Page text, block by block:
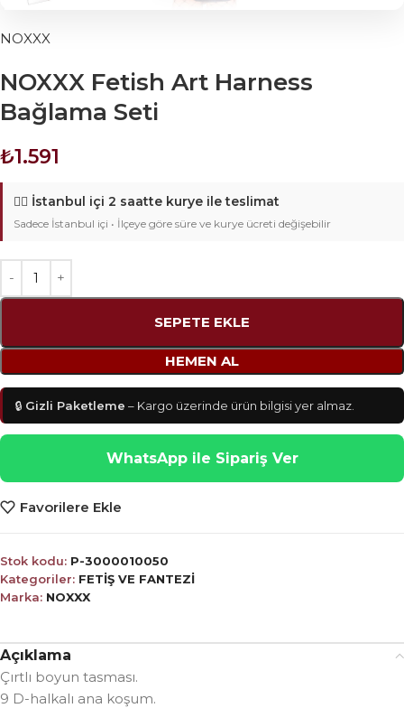
NOXXX
NOXXX Fetish Art Harness
Bağlama Seti
₺1.591
🚴‍♂️ İstanbul içi 2 saatte kurye ile teslimat
Sadece İstanbul içi • İlçeye göre süre ve kurye ücreti değişebilir
SEPETE EKLE
HEMEN AL
🔒 Gizli Paketleme – Kargo üzerinde ürün bilgisi yer almaz.
WhatsApp ile Sipariş Ver
Favorilere Ekle
Stok kodu: P-3000010050
Kategoriler: FETİŞ VE FANTEZİ
Marka: NOXXX
Açıklama
Çırtlı boyun tasması.
9 D-halkalı ana koşum.